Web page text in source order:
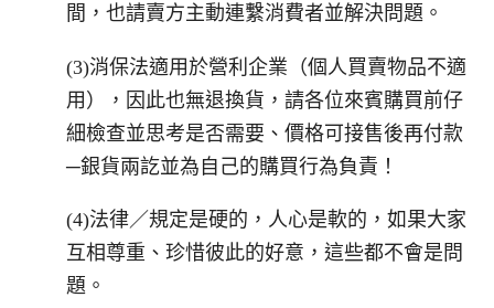
間，也請賣方主動連繫消費者並解決問題。
(3)消保法適用於營利企業（個人買賣物品不適
用），因此也無退換貨，請各位來賓購買前仔
細檢查並思考是否需要、價格可接售後再付款
─銀貨兩訖並為自己的購買行為負責！
(4)法律／規定是硬的，人心是軟的，如果大家
互相尊重、珍惜彼此的好意，這些都不會是問
題。